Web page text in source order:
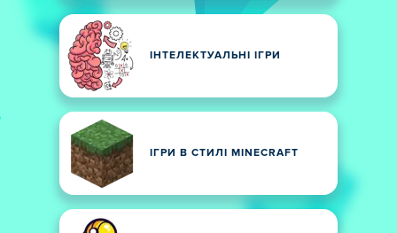
ІНТЕЛЕКТУАЛЬНІ ІГРИ
ІГРИ В СТИЛІ MINECRAFT